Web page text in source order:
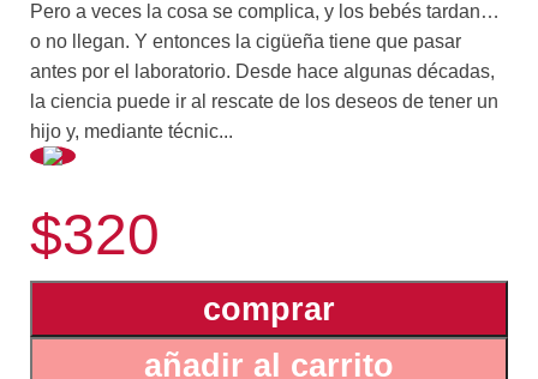
Pero a veces la cosa se complica, y los bebés tardan…
o no llegan. Y entonces la cigüeña tiene que pasar
antes por el laboratorio. Desde hace algunas décadas,
la ciencia puede ir al rescate de los deseos de tener un
hijo y, mediante técnic...
deslumbrante proceso de la gestación humana.
Fecundación in vitro, óvulos donados, embriones
que parecían de ciencia ficción hoy son de rutina en los
centros de salud.
En este libro, las autoras recorren los temas esenciales
$320
añadir al carrito
comprar